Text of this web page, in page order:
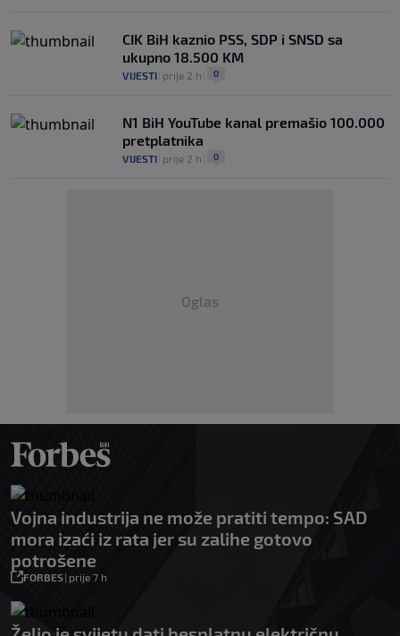
CIK BiH kaznio PSS, SDP i SNSD sa
ukupno 18.500 KM
VIJESTI prije 2 h 0
N1 BiH YouTube kanal premašio 100.000
pretplatnika
VIJESTI prije 2 h 0
Oglas
Vojna industrija ne može pratiti tempo: SAD
mora izaći iz rata jer su zalihe gotovo
potrošene
FORBES| prije 7 h